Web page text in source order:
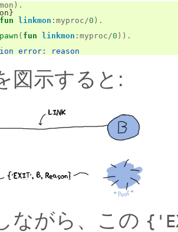
).
fun linkmon : myproc/0 ).
( fun linkmon : myproc/0 )).
error: reason
図示すると:
ながら、この